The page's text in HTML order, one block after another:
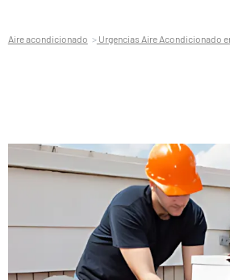
Aire acondicionado Urgencias Aire Acondicionado